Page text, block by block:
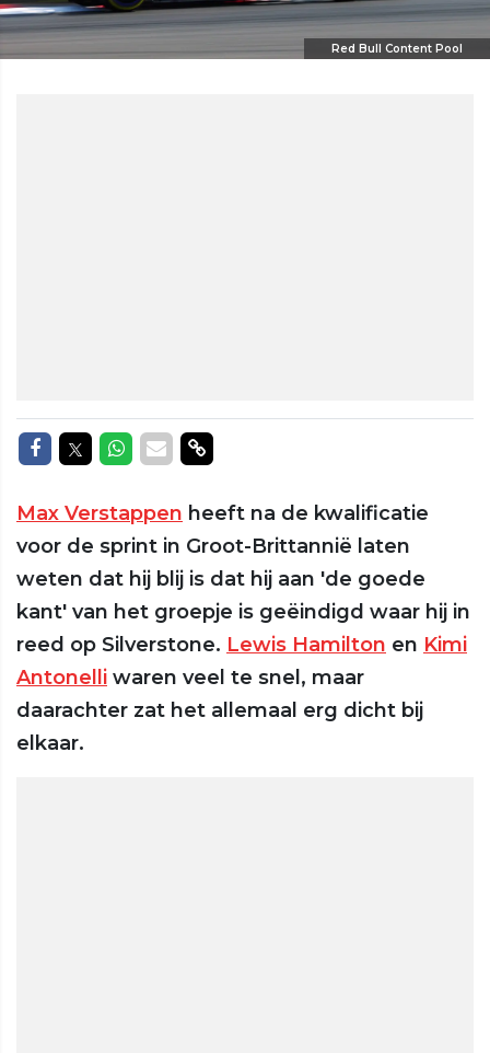
Red Bull Content Pool
Delen op Facebook
Delen op Twitter
Delen op Whatsapp
Delen via Mail
Delen via link
Max Verstappen heeft na de kwalificatie
voor de sprint in Groot-Brittannië laten
weten dat hij blij is dat hij aan 'de goede
kant' van het groepje is geëindigd waar hij in
reed op Silverstone. Lewis Hamilton en Kimi
Antonelli waren veel te snel, maar
daarachter zat het allemaal erg dicht bij
elkaar.